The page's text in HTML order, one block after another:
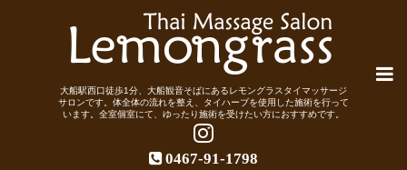
大船駅西口徒歩1分、大船観音そばにあるレモングラスタイマッサージ
サロンです。体全体の流れを整え、タイハーブを使用した施術を行って
います。全室個室にて、ゆったり施術を受けたい方におすすめです。
0467-91-1798